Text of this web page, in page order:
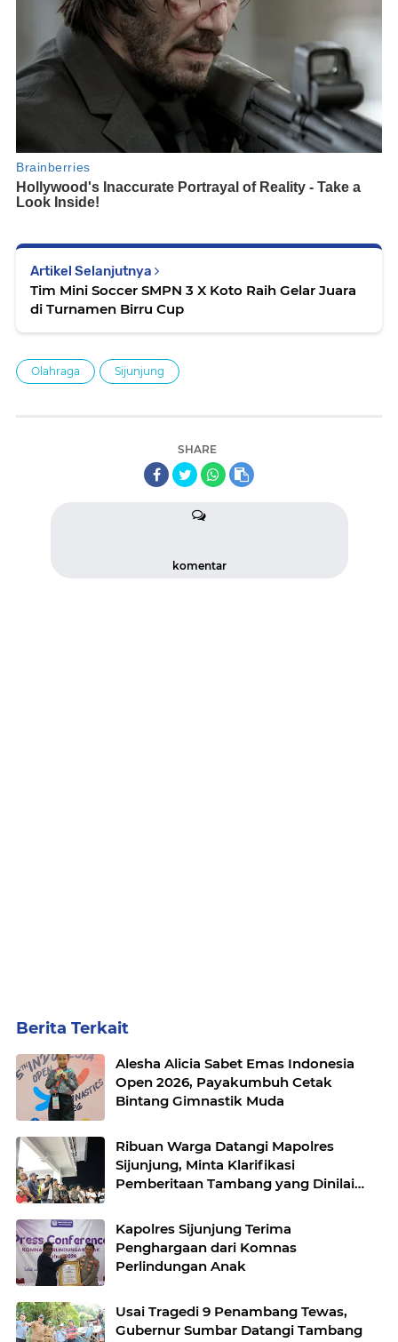
Artikel Selanjutnya
Tim Mini Soccer SMPN 3 X Koto Raih Gelar Juara
di Turnamen Birru Cup
Olahraga Sijunjung
SHARE
komentar
Berita Terkait
Alesha Alicia Sabet Emas Indonesia
Open 2026, Payakumbuh Cetak
Bintang Gimnastik Muda
Ribuan Warga Datangi Mapolres
Sijunjung, Minta Klarifikasi
Pemberitaan Tambang yang Dinilai
Kapolres Sijunjung Terima
Penghargaan dari Komnas
Perlindungan Anak
Usai Tragedi 9 Penambang Tewas,
Gubernur Sumbar Datangi Tambang